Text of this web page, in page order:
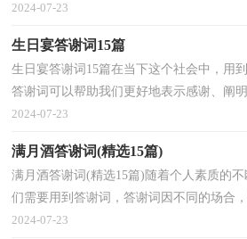
类型。我们该怎么写答谢词呢？以下是小编
2024-07-23
生日宴答谢词15篇
生日宴答谢词15篇在当下这个社会中，用
答谢词可以帮助我们更好地表示感谢、阐
知道答谢词该如何写吗？下面是小编帮大家
2024-07-23
满月酒答谢词(精选15篇)
满月酒答谢词(精选15篇)随着个人素质的
们需要用到答谢词，答谢词因不同的场合
写得活泼些，有些则要庄重些。你知道写答
2024-07-23